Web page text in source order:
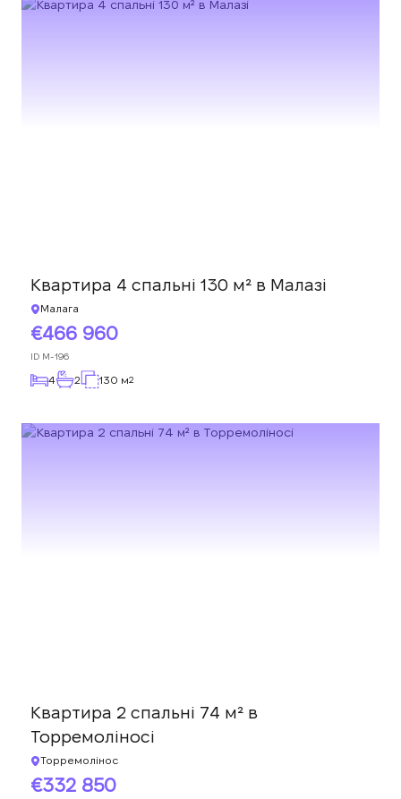
Квартира 4 спальні 130 м² в Малазі
Малага
466 960
ID M-196
4 2 130 м2
Квартира 2 спальні 74 м² в
Торремоліносі
Торремолінос
332 850